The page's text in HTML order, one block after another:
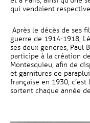
qui vendaient
Après le décès de ses
guerre de 1914-1918,
ses deux gendres, Paul
participe à la création
Montesquieu, afin de
et garnitures de
française en 1930,
sortent chaque année